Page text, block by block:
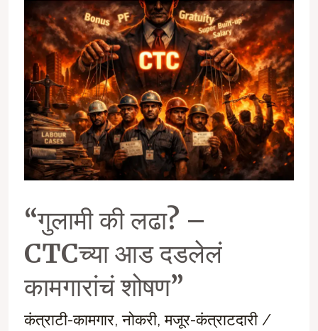
मातीतील
प्राणतत्त्व
“गुलामी की लढा? –
CTCच्या आड दडलेलं
कामगारांचं शोषण”
कंत्राटी-कामगार,नोकरी,मजूर-कंत्राटदारी/